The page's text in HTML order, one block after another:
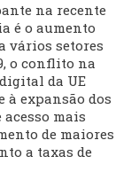
na recente
é o aumento
vários setores
o conflito na
da UE
à expansão dos
mais
de maiores
a taxas de